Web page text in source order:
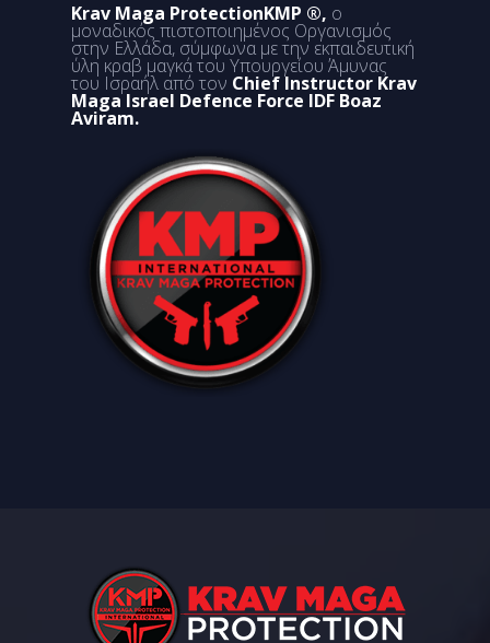
Krav Maga ProtectionKMP ®, ο
μοναδικός πιστοποιημένος Οργανισμός
στην Ελλάδα, σύμφωνα με την εκπαιδευτική
ύλη κραβ μαγκά του Υπουργείου Άμυνας
του Ισραήλ από τον Chief Instructor Krav
Maga Israel Defence Force IDF Boaz
Aviram.